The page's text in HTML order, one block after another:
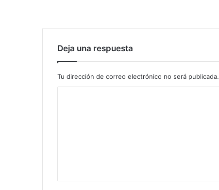
Deja una respuesta
Tu dirección de correo electrónico no será publicada.